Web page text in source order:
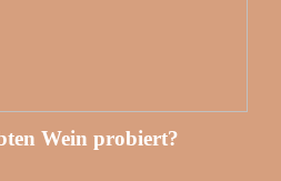
Wein probiert?